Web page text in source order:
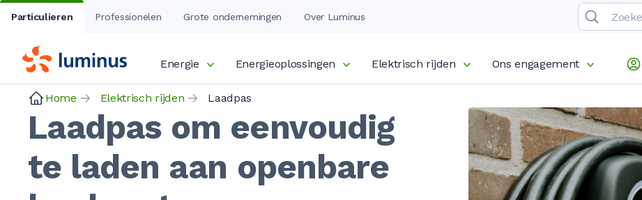
Particulieren Professionelen Grote ondernemingen Over Luminus
Energie Energieoplossingen Elektrisch rijden Ons engagement
Home Elektrisch rijden Laadpas
Laadpas om eenvoudig
te laden aan openbare